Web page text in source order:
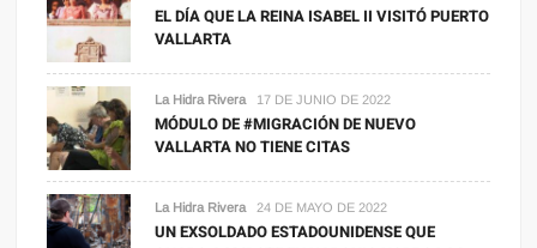
EL DÍA QUE LA REINA ISABEL II VISITÓ PUERTO
VALLARTA
La Hidra Rivera 17 DE JUNIO DE 2022
MÓDULO DE #MIGRACIÓN DE NUEVO
VALLARTA NO TIENE CITAS
La Hidra Rivera 24 DE MAYO DE 2022
UN EXSOLDADO ESTADOUNIDENSE QUE